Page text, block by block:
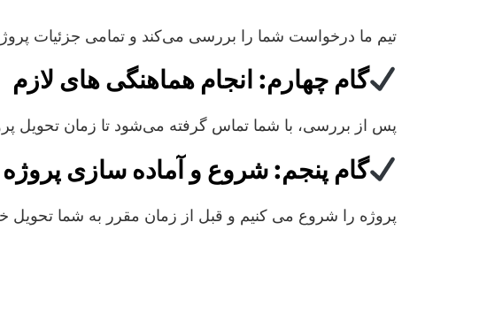
تیم ما درخواست شما را بررسی می‌کند و تمامی جزئیات پروژه
گام چهارم: انجام هماهنگی های لازم
پس از بررسی، با شما تماس گرفته می‌شود تا زمان تحویل
گام پنجم: شروع و آماده سازی پروژه
پروژه را شروع می کنیم و قبل از زمان مقرر به شما تحویل